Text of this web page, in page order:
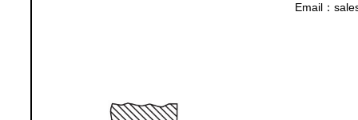
Email：